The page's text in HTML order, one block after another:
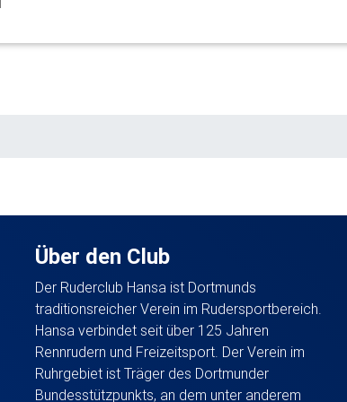
Über den Club
Der Ruderclub Hansa ist Dortmunds
traditionsreicher Verein im Rudersportbereich.
Hansa verbindet seit über 125 Jahren
Rennrudern und Freizeitsport. Der Verein im
Ruhrgebiet ist Träger des Dortmunder
Bundesstützpunkts, an dem unter anderem